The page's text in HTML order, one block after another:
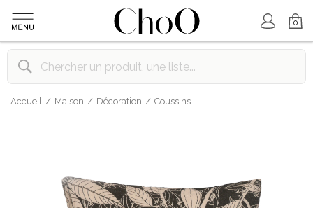
Mon Compte
0
Accueil Maison Décoration Coussins